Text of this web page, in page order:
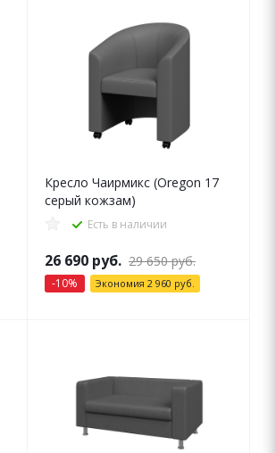
Кресло Чаирмикс (Oregon 17
серый кожзам)
Есть в наличии
26 690 руб. 29 650руб.
-10% Экономия 2 960 руб.